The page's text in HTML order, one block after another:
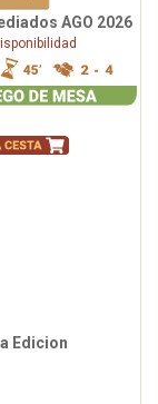
AGO 2026
Edicion